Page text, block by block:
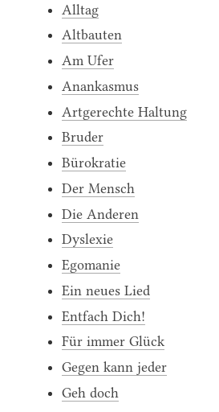
Alltag
Altbauten
Am Ufer
Anankasmus
Artgerechte Haltung
Bruder
Bürokratie
Der Mensch
Die Anderen
Dyslexie
Egomanie
Ein neues Lied
Entfach Dich!
Für immer Glück
Gegen kann jeder
Geh doch